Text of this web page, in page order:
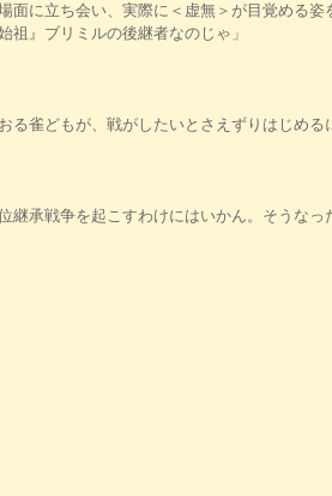
面に立ち会い、実際に＜虚無＞が目覚める
』ブリミルの後継者なのじゃ」
雀どもが、戦がしたいとさえずりはじめる
承戦争を起こすわけにはいかん。そうなっ